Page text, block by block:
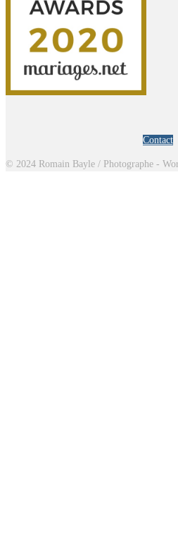
Contact
© 2024 Romain Bayle / Photographe -